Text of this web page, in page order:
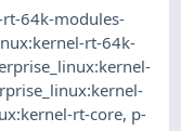
64k-modules-
rt-64k-
rt-core, p-